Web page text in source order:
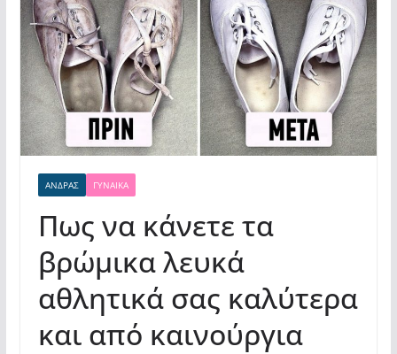
ΆΝΔΡΑΣ ΓΥΝΑΊΚΑ
Πως να κάνετε τα
βρώμικα λευκά
αθλητικά σας καλύτερα
και από καινούργια